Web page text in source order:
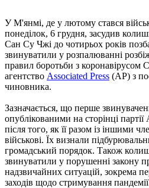
У М'янмі, де у лютому стався
понеділок, 6 грудня, засудив
Сан Су Чжі до чотирьох років
звинуватили у розпалюванні
правил боротьби з коронавірусом
агентство Associated Press (AP) з
чиновника.
Зазначається, що перше
опублікованими на сторінці
після того, як її разом із іншими
військові. Їх визнали
громадський порядок. Також
звинуватили у порушенні закону
надзвичайних ситуацій, зокрема
заходів щодо стримування